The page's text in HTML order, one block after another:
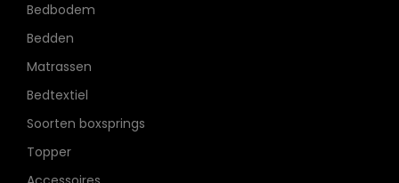
Bedbodem
Bedden
Matrassen
Bedtextiel
Soorten boxsprings
Topper